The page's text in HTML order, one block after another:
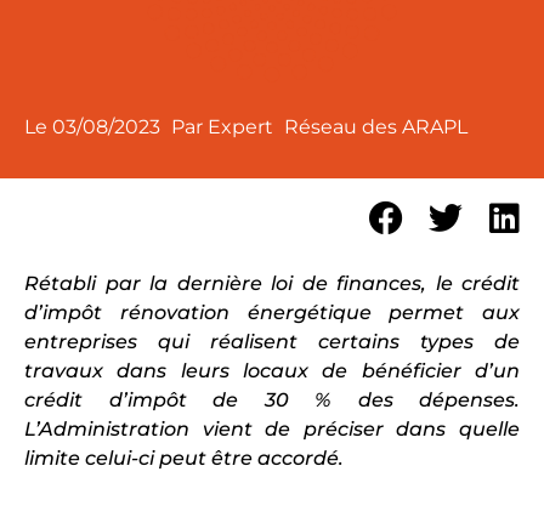
Le 03/08/2023 Par Expert Réseau des ARAPL
Rétabli par la dernière loi de finances, le crédit
d’impôt rénovation énergétique permet aux
entreprises qui réalisent certains types de
travaux dans leurs locaux de bénéficier d’un
crédit d’impôt de 30 % des dépenses.
L’Administration vient de préciser dans quelle
limite celui-ci peut être accordé.